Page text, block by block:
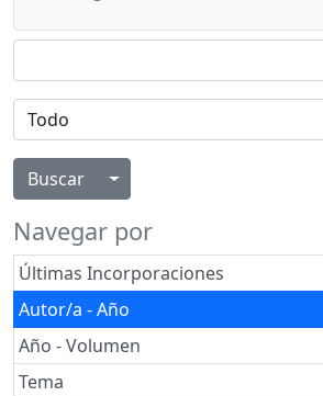
Alternar menú desplegable
Navegar por
Últimas Incorporaciones
Autor/a - Año
Año - Volumen
Tema